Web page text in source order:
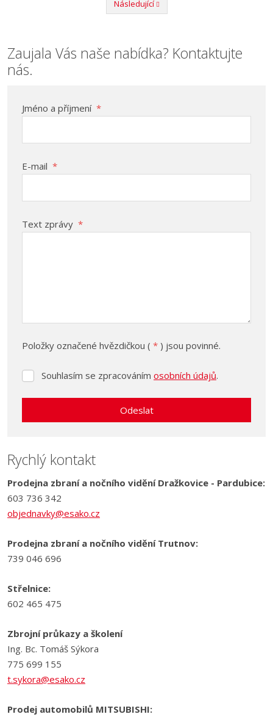
Předchozí
Následující
Zaujala Vás naše nabídka? Kontaktujte
nás.
Jméno a příjmení *
E-mail *
Text zprávy *
Položky označené hvězdičkou ( * ) jsou povinné.
Souhlasím
zpracováním
Souhlasím se zpracováním osobních údajů.
Odeslat
nepodařilo
odeslat.
Rychlý kontakt
Prodejna zbraní a nočního vidění Dražkovice - Pardubice:
603 736 342
objednavky@esako.cz
Prodejna zbraní a nočního vidění Trutnov:
739 046 696
Střelnice:
602 465 475
Zbrojní průkazy a školení
Ing. Bc. Tomáš Sýkora
775 699 155
t.sykora@esako.cz
Prodej automobilů MITSUBISHI: